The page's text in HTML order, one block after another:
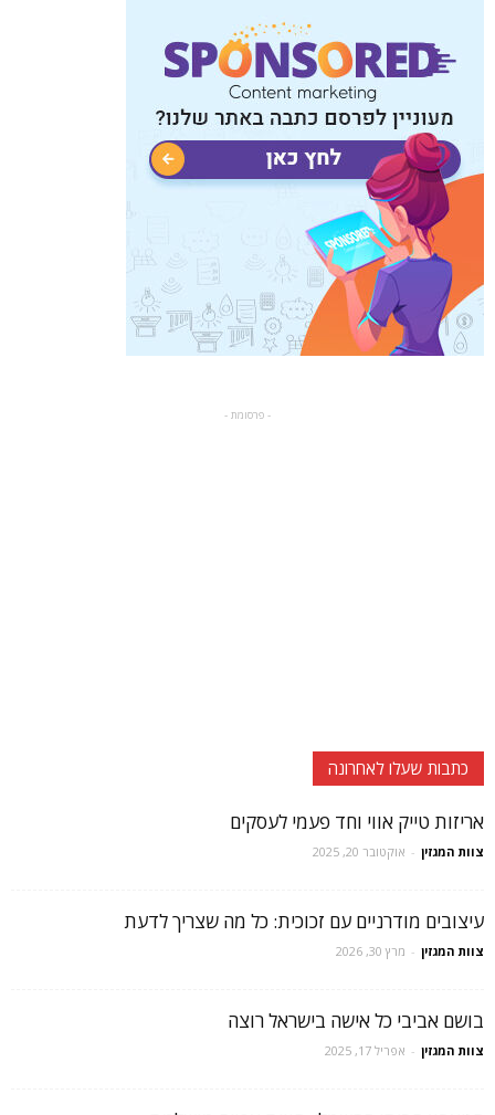
- פרסומת -
כתבות שעלו לאחרונה
אריזות טייק אווי וחד פעמי לעסקים
צוות המגזין - אוקטובר 20, 2025
עיצובים מודרניים עם זכוכית: כל מה שצריך לדעת
צוות המגזין - מרץ 30, 2026
בושם אביבי כל אישה בישראל רוצה
צוות המגזין - אפריל 17, 2025